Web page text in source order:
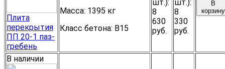
Плита
перекрытия
ПП 20-1 паз-
гребень
Масса: 1395 кг
Класс бетона: B15
шт.):
8
630
руб.
шт.):
8
330
руб.
В
корзину
В наличии